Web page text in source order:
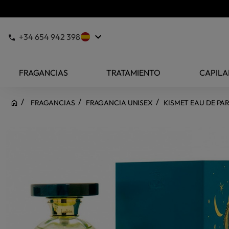
+34 654 942 398 keyboard_arrow_down
FRAGANCIAS TRATAMIENTO
FRAGANCIAS FRAGANCIA UNISEX KISMET EAU DE